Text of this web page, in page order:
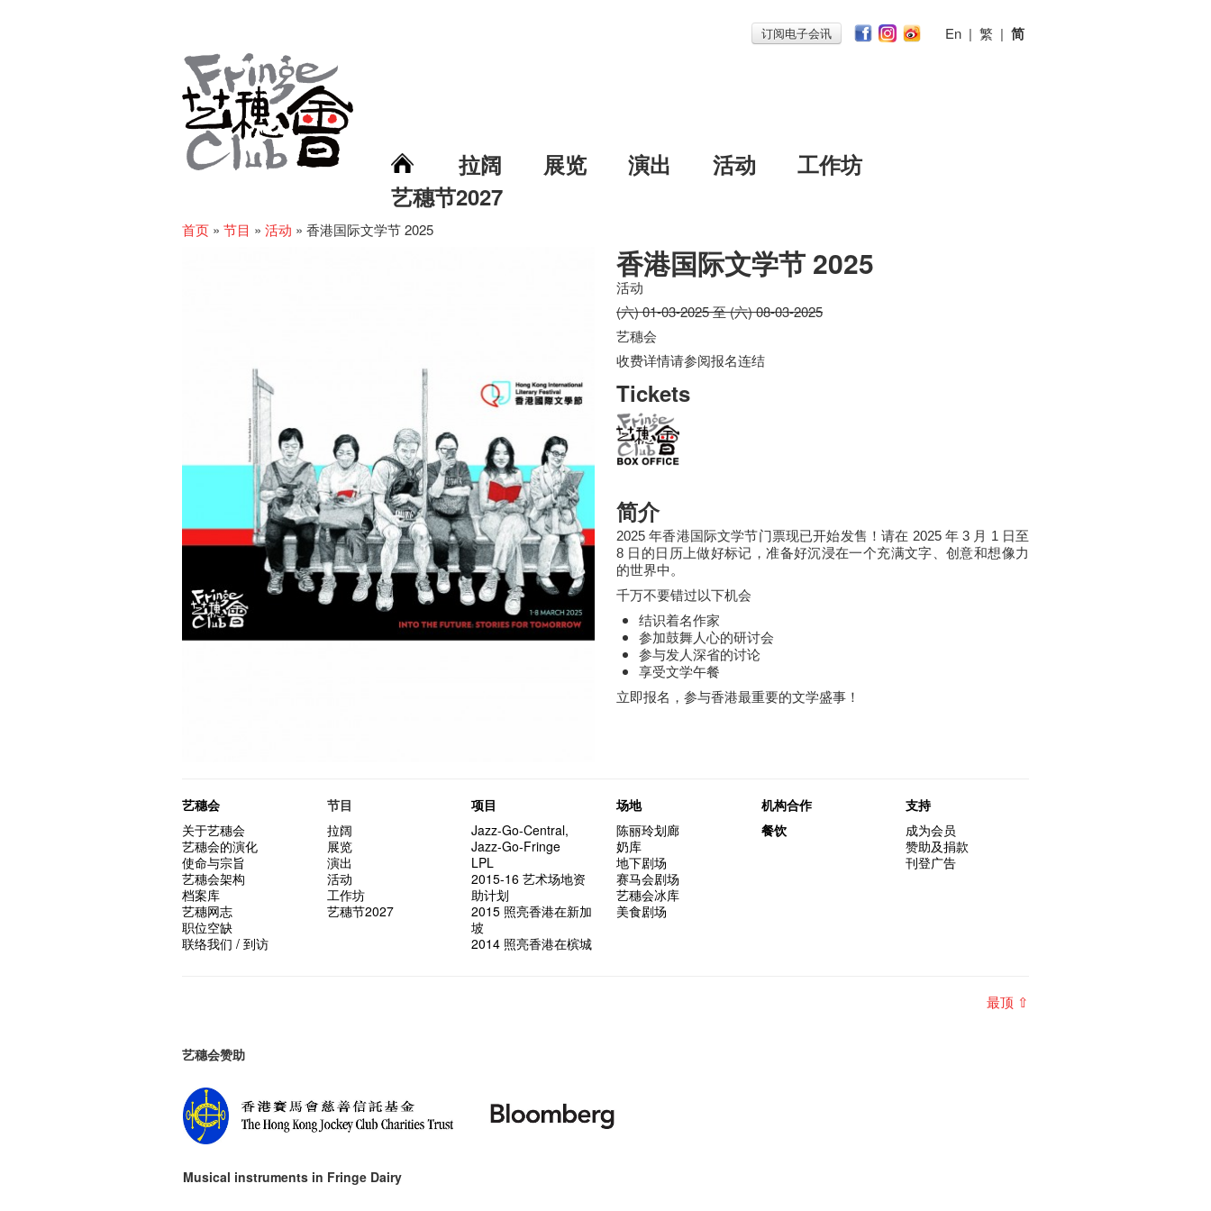
订阅电子会讯 En | 繁 | 简
拉阔 展览 演出 活动
工作坊
艺穗节2027
首页 » 节目 » 活动 » 香港国际文学节 2025
香港国际文学节 2025
活动
(六) 01-03-2025 至 (六) 08-03-2025
艺穗会
收费详情请参阅报名连结
Tickets
简介
2025 年香港国际文学节门票现已开始发售！请在 2025 年 3 月 1 日至
8 日的日历上做好标记，准备好沉浸在一个充满文字、创意和想像力
的世界中。
千万不要错过以下机会
结识着名作家
参加鼓舞人心的研讨会
参与发人深省的讨论
享受文学午餐
立即报名，参与香港最重要的文学盛事！
艺穗会
关于艺穗会
艺穗会的演化
使命与宗旨
艺穗会架构
档案库
艺穗网志
职位空缺
联络我们 / 到访
节目
拉阔
展览
演出
活动
工作坊
艺穗节2027
项目
Jazz-Go-Central,
Jazz-Go-Fringe
LPL
2015-16 艺术场地资
助计划
2015 照亮香港在新加
坡
2014 照亮香港在槟城
场地
陈丽玲划廊
奶库
地下剧场
赛马会剧场
艺穗会冰库
美食剧场
机构合作
餐饮
支持
成为会员
赞助及捐款
刊登广告
最顶 ⇧
艺穗会赞助
Musical instruments in Fringe Dairy